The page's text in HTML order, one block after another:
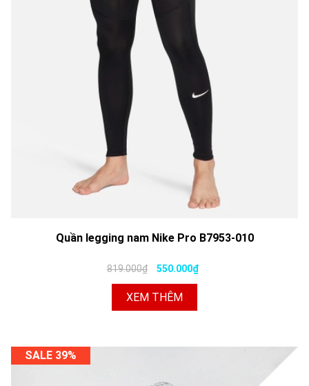
Quần legging nam Nike Pro B7953-010
819.000₫ 550.000₫
XEM THÊM
SALE 39%